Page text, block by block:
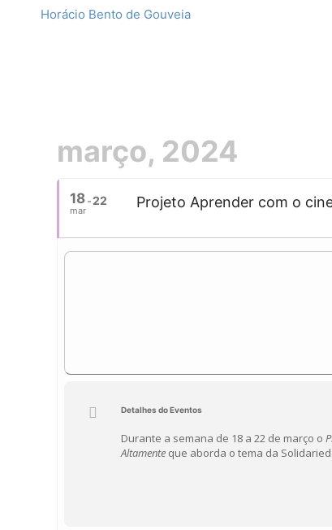
Horácio Bento de Gouveia
março, 2024
18
mar
22 Projeto Aprender com o
Detalhes do Eventos
Durante a semana de 18 a 22 de março o
Altamente que aborda o tema da